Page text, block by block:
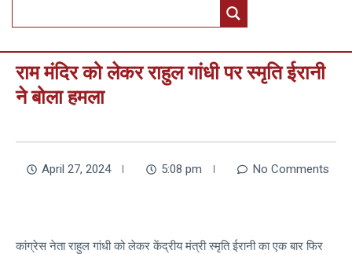
राम मंदिर को लेकर राहुल गांधी पर स्मृति ईरानी
ने बोला हमला
April 27, 2024 5:08 pm No Comments
कांग्रेस नेता राहुल गांधी को लेकर केंद्रीय मंत्री स्मृति ईरानी का एक बार फिर